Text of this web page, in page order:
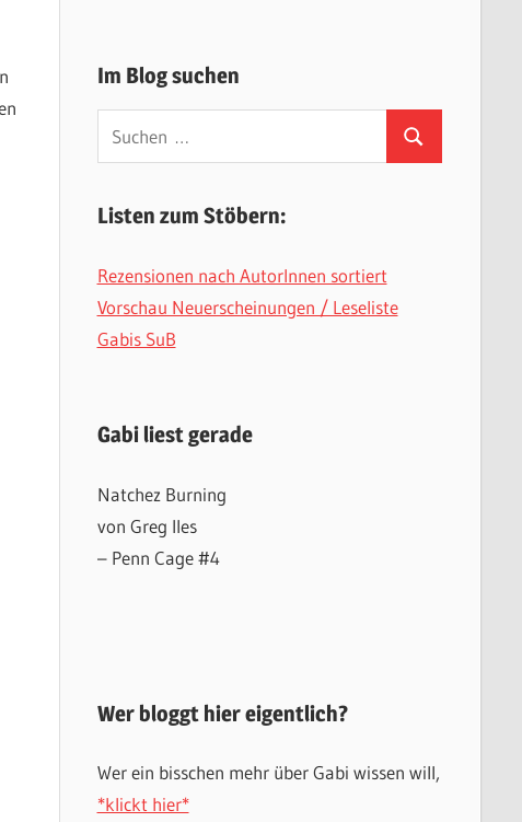
Im Blog suchen
Suchen
nach:
Suchen
Listen zum Stöbern:
Rezensionen nach AutorInnen sortiert
Vorschau Neuerscheinungen / Leseliste
Gabis SuB
Gabi liest gerade
Natchez Burning
von Greg Iles
– Penn Cage #4
Wer bloggt hier eigentlich?
Wer ein bisschen mehr über Gabi wissen will,
*klickt hier*